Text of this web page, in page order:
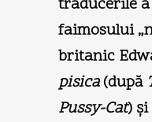
traducerile a
faimosului
britanic
pisica(după
Pussy-Cat)